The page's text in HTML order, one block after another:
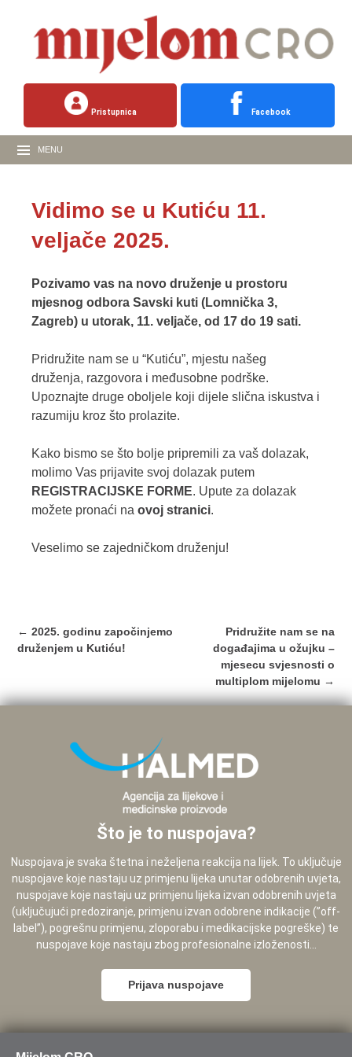
Pristupnica Facebook
MENU
Vidimo se u Kutiću 11.
veljače 2025.
Pozivamo vas na novo druženje u prostoru
mjesnog odbora Savski kuti (Lomnička 3,
Zagreb) u utorak, 11. veljače, od 17 do 19 sati.
Pridružite nam se u “Kutiću”, mjestu našeg
druženja, razgovora i međusobne podrške.
Upoznajte druge oboljele koji dijele slična iskustva i
razumiju kroz što prolazite.
Kako bismo se što bolje pripremili za vaš dolazak,
molimo Vas prijavite svoj dolazak putem
REGISTRACIJSKE FORME. Upute za dolazak
možete pronaći na ovoj stranici.
Veselimo se zajedničkom druženju!
Post
navigation
← 2025. godinu započinjemo
druženjem u Kutiću!
Pridružite nam se na
događajima u ožujku –
mjesecu svjesnosti o
multiplom mijelomu →
Što je to nuspojava?
Nuspojava je svaka štetna i neželjena reakcija na lijek. To uključuje
nuspojave koje nastaju uz primjenu lijeka unutar odobrenih uvjeta,
nuspojave koje nastaju uz primjenu lijeka izvan odobrenih uvjeta
(uključujući predoziranje, primjenu izvan odobrene indikacije (”off-
label”), pogrešnu primjenu, zloporabu i medikacijske pogreške) te
nuspojave koje nastaju zbog profesionalne izloženosti...
Prijava nuspojave